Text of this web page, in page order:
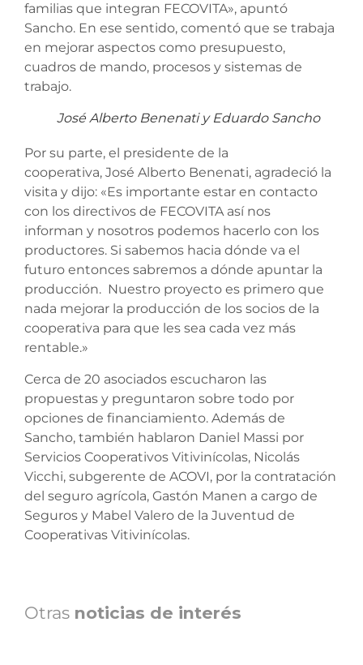
familias que integran FECOVITA», apuntó
Sancho. En ese sentido, comentó que se trabaja
en mejorar aspectos como presupuesto,
cuadros de mando, procesos y sistemas de
trabajo.
José Alberto Benenati y Eduardo Sancho
Por su parte, el presidente de la
cooperativa, José Alberto Benenati, agradeció la
visita y dijo: «Es importante estar en contacto
con los directivos de FECOVITA así nos
informan y nosotros podemos hacerlo con los
productores. Si sabemos hacia dónde va el
futuro entonces sabremos a dónde apuntar la
producción. Nuestro proyecto es primero que
nada mejorar la producción de los socios de la
cooperativa para que les sea cada vez más
rentable.»
Cerca de 20 asociados escucharon las
propuestas y preguntaron sobre todo por
opciones de financiamiento. Además de
Sancho, también hablaron Daniel Massi por
Servicios Cooperativos Vitivinícolas, Nicolás
Vicchi, subgerente de ACOVI, por la contratación
del seguro agrícola, Gastón Manen a cargo de
Seguros y Mabel Valero de la Juventud de
Cooperativas Vitivinícolas.
Otras noticias de interés